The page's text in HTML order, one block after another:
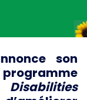
son
Disabilities